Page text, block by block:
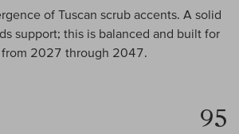
of Tuscan scrub accents. A solid
support; this is balanced and built for
from 2027 through 2047.
95